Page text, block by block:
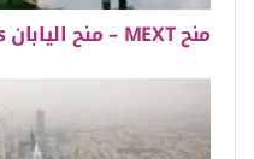
منح MEXT – منح اليابان MEXT Scholarships